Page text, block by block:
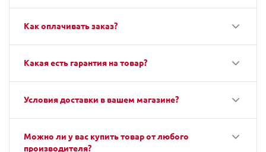
Как оплачивать заказ?
Какая есть гарантия на товар?
Условия доставки в вашем магазине?
Можно ли у вас купить товар от любого
производителя?